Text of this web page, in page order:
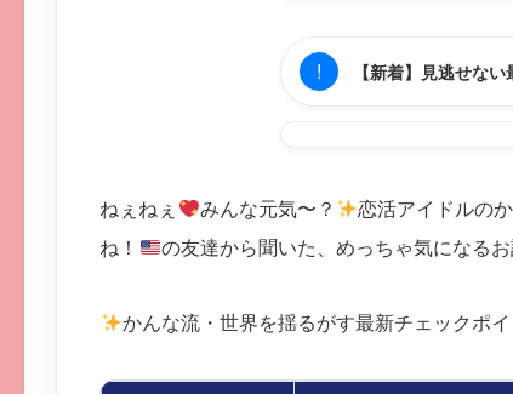
! 【新着】見逃せな
ねぇねぇ みんな元気〜？
恋活アイドルの
ね！
の友達から聞いた、めっちゃ気になるお
かんな流・世界を揺るがす最新チェックポ